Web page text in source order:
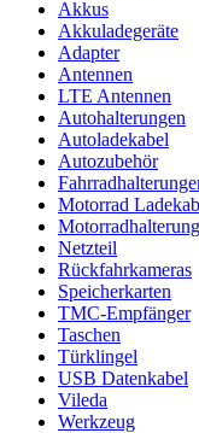
Akkus
Akkuladegeräte
Adapter
Antennen
LTE Antennen
Autohalterungen
Autoladekabel
Autozubehör
Motorrad
Netzteil
Rückfahrkameras
Speicherkarten
TMC-Empfänger
Taschen
Türklingel
USB Datenkabel
Vileda
Werkzeug